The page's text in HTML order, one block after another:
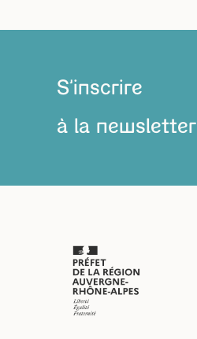
S'inscrire
à la newsletter